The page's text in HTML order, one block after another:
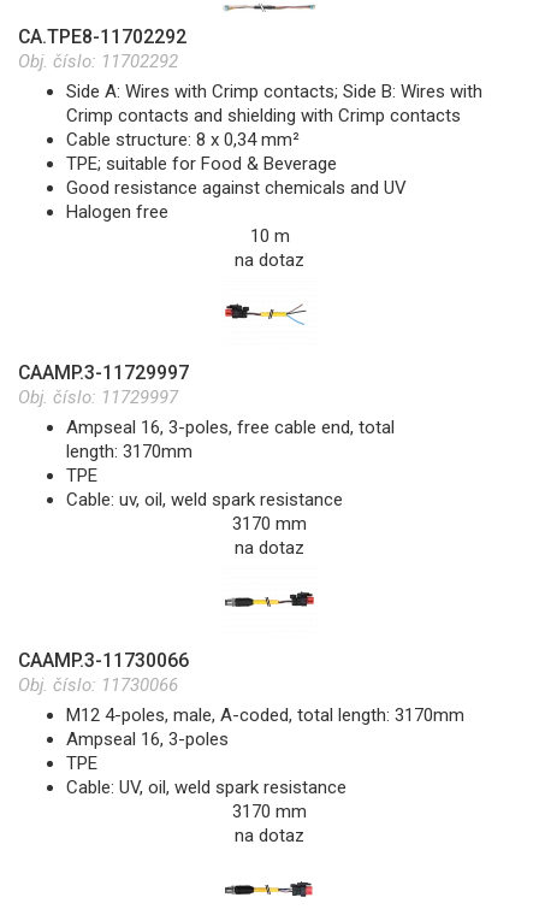
CA.TPE8-11702292
Obj. číslo: 11702292
Side A: Wires with Crimp contacts; Side B: Wires with
Crimp contacts and shielding with Crimp contacts
Cable structure: 8 x 0,34 mm²
TPE; suitable for Food & Beverage
Good resistance against chemicals and UV
Halogen free
10 m
na dotaz
CAAMP.3-11729997
Obj. číslo: 11729997
Ampseal 16, 3-poles, free cable end, total
length: 3170mm
TPE
Cable: uv, oil, weld spark resistance
3170 mm
na dotaz
CAAMP.3-11730066
Obj. číslo: 11730066
M12 4-poles, male, A-coded, total length: 3170mm
Ampseal 16, 3-poles
TPE
Cable: UV, oil, weld spark resistance
3170 mm
na dotaz